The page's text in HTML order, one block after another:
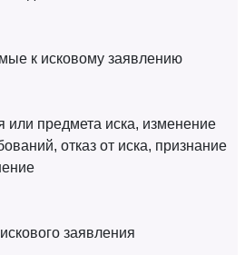
к исковому заявлению
или предмета иска, изменение
отказ от иска, признание
заявления